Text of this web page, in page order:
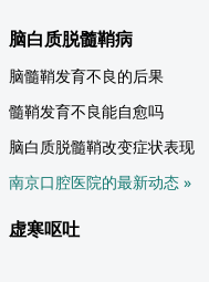
脑白质脱髓鞘病
脑髓鞘发育不良的后果
髓鞘发育不良能自愈吗
脑白质脱髓鞘改变症状表现
南京口腔医院的最新动态 »
虚寒呕吐